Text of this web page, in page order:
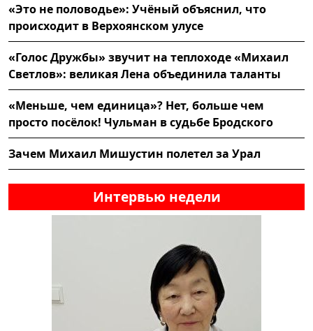
«Это не половодье»: Учёный объяснил, что
происходит в Верхоянском улусе
«Голос Дружбы» звучит на теплоходе «Михаил
Светлов»: великая Лена объединила таланты
«Меньше, чем единица»? Нет, больше чем
просто посёлок! Чульман в судьбе Бродского
Зачем Михаил Мишустин полетел за Урал
Интервью недели